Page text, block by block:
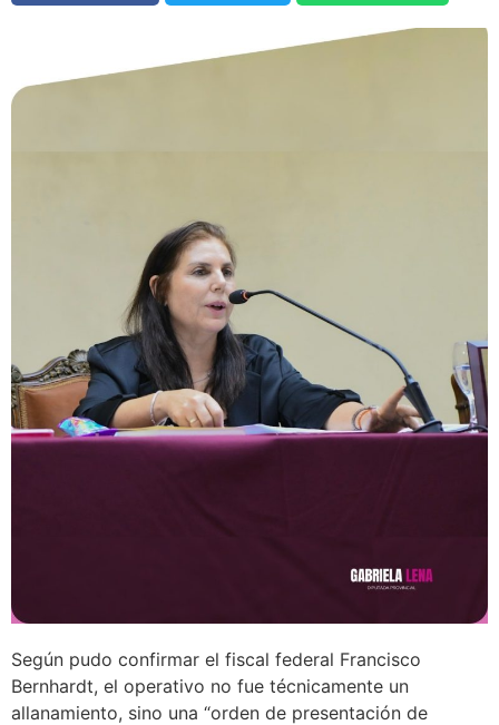
Según pudo confirmar el fiscal federal Francisco
Bernhardt, el operativo no fue técnicamente un
allanamiento, sino una “orden de presentación de